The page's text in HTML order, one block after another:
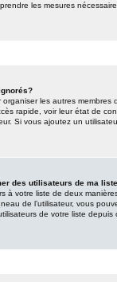
les mesures
les autres
rapide, voir leur état de
Si vous ajoutez un
des utilisateurs de ma
à votre liste de deux
de l’utilisateur, vous
de votre liste depuis